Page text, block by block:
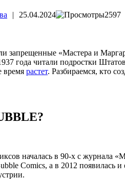
| 25.04.2024 2597
запрещенные «Мастера и
года читали подростки
время растет. Разбираемся, кто
началась в 90-х с журнала
Comics, а в 2012